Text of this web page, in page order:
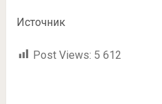
Источник
Post Views: 5 612